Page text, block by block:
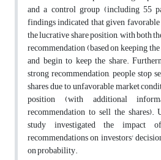
and a control group (including 55
findings indicated that given
the lucrative share position, with both
recommendation (based on keeping
and begin to keep the share.
strong recommendation, people stop
shares due to unfavorable market
position (with additional
recommendation to sell the shares).
study investigated the impact
recommendations on investors'
on probability.